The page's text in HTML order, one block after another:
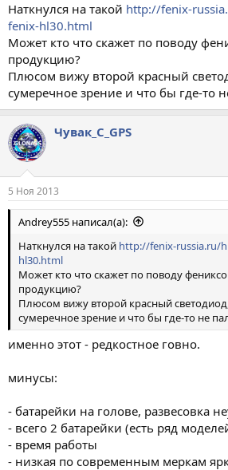
Наткнулся на такой http://fenix-
fenix-hl30.html
Может кто что скажет по поводу
продукцию?
Плюсом вижу второй красный
сумеречное зрение и что бы где-то
Чувак_С_GPS
5 Ноя 2013
Andrey555 написал(а):
Наткнулся на такой http://fenix-russia.ru/
hl30.html
Может кто что скажет по поводу
продукцию?
Плюсом вижу второй красный
сумеречное зрение и что бы где-то не
именно этот - редкостное говно.
минусы:
- батарейки на голове, развесовка
- всего 2 батарейки (есть ряд
- время работы
- низкая по современным меркам